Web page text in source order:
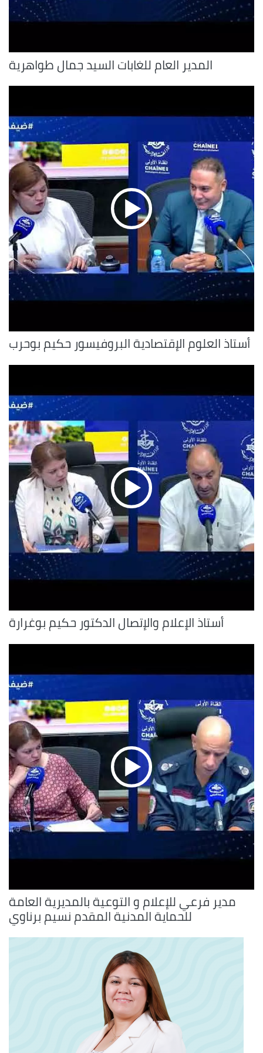
المدير العام للغابات السيد جمال طواهرية
أستاذ العلوم الإقتصادية البروفيسور حكيم بوحرب
أستاذ الإعلام والإتصال الدكتور حكيم بوغرارة
مدير فرعي للإعلام و التوعية بالمديرية العامة
للحماية المدنية المقدم نسيم برناوي